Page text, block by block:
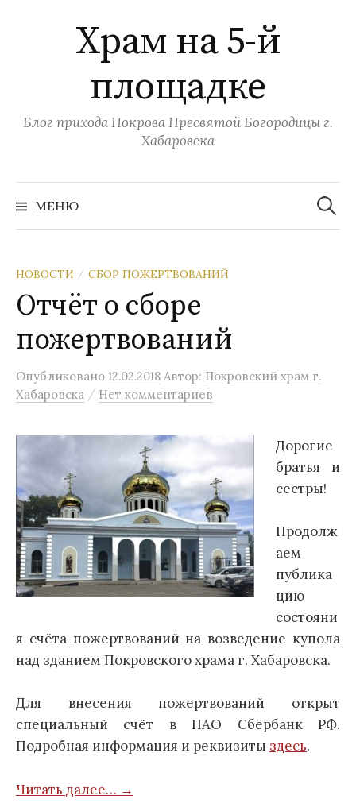
содержимомуХрам на 5-й
площадке
Блог прихода Покрова Пресвятой Богородицы г.
Хабаровска
МЕНЮ
Найти:
НОВОСТИ / СБОР ПОЖЕРТВОВАНИЙ
Отчёт о сборе
пожертвований
Опубликовано 12.02.2018 Автор: Покровский храм г.
Хабаровска / Нет комментариев
Дорогие
братья и
сестры!
Продолж
аем
публика
цию
состояни
я счёта пожертвований на возведение купола
над зданием Покровского храма г. Хабаровска.
Для внесения пожертвований открыт
специальный счёт в ПАО Сбербанк РФ.
Подробная информация и реквизиты здесь.
Читать далее… →